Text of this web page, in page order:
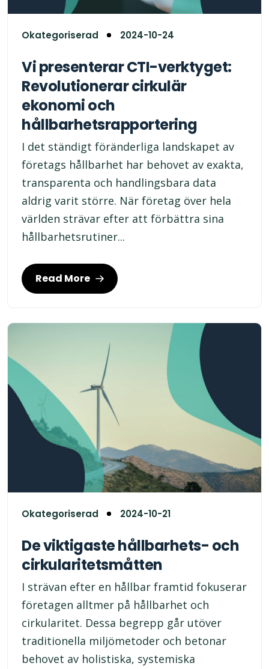
Okategoriserad 2024-10-24
Vi presenterar CTI-verktyget:
Revolutionerar cirkulär
ekonomi och
hållbarhetsrapportering
I det ständigt föränderliga landskapet av
företags hållbarhet har behovet av exakta,
transparenta och handlingsbara data
aldrig varit större. När företag över hela
världen strävar efter att förbättra sina
hållbarhetsrutiner...
Read More
Okategoriserad 2024-10-21
De viktigaste hållbarhets- och
cirkularitetsmåtten
I strävan efter en hållbar framtid fokuserar
företagen alltmer på hållbarhet och
cirkularitet. Dessa begrepp går utöver
traditionella miljömetoder och betonar
behovet av holistiska, systemiska